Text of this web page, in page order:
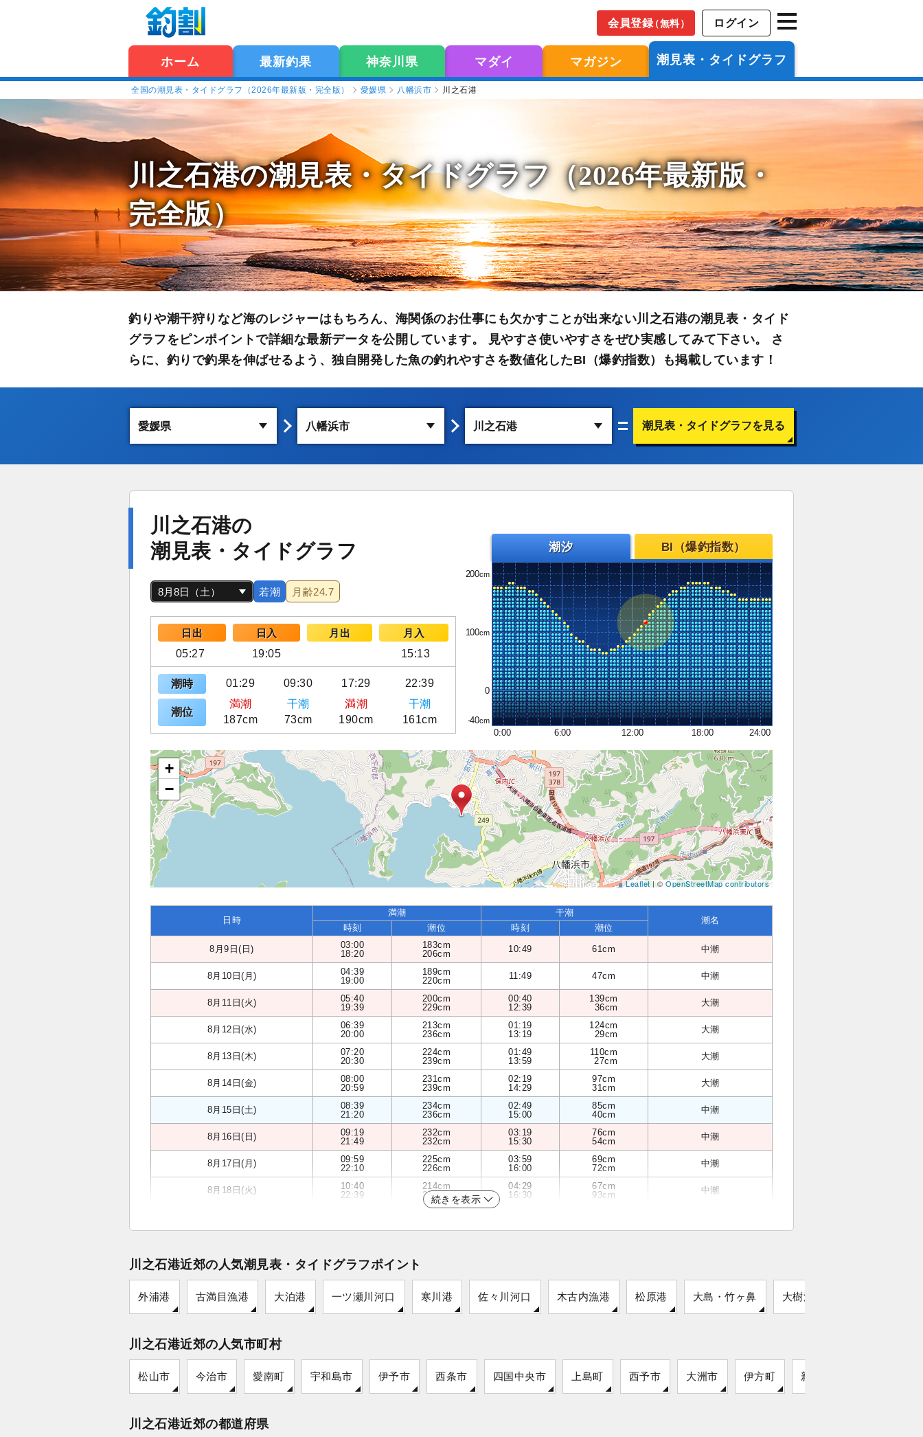
会員登録（無料） ログイン
ホーム 最新釣果 神奈川県 マダイ マガジン 潮見表・タイドグラフ
全国の潮見表・タイドグラフ（2026年最新版・完全版） 愛媛県 八幡浜市 川之石港
川之石港の潮見表・タイドグラフ（2026年最新版・
完全版）
釣りや潮干狩りなど海のレジャーはもちろん、海関係のお仕事にも欠かすことが出来ない川之石港の潮見表・タイド
グラフをピンポイントで詳細な最新データを公開しています。 見やすさ使いやすさをぜひ実感してみて下さい。 さ
らに、釣りで釣果を伸ばせるよう、独自開発した魚の釣れやすさを数値化したBI（爆釣指数）も掲載しています！
潮見表・タイドグラフを見る
川之石港の
潮見表・タイドグラフ
若潮 月齢24.7
日出 日入 月出
月入
05:27
19:05 15:13
潮時 01:29 09:30 17:29 22:39
潮位
満潮 干潮 満潮
干潮
187cm
73cm 190cm 161cm
潮汐 BI（爆釣指数）
200
100
0
-40
0:00
6:00 12:00 18:00 24:00
+
−
Leaflet | ©OpenStreetMap contributors
日時
満潮 干潮
潮名
時刻 潮位 時刻 潮位
8月9日(日)
03:00
18:20
183cm
206cm
10:49 61cm 中潮
8月10日(月)
04:39
19:00
189cm
220cm
11:49 47cm 中潮
8月11日(火)
05:40
19:39
200cm
229cm
00:40
12:39
139cm
36cm
大潮
8月12日(水)
06:39
20:00
213cm
236cm
01:19
13:19
124cm
29cm
大潮
8月13日(木)
07:20
20:30
224cm
239cm
01:49
13:59
110cm
27cm
大潮
8月14日(金)
08:00
20:59
231cm
239cm
02:19
14:29
97cm
31cm
大潮
8月15日(土)
08:39
21:20
234cm
236cm
02:49
15:00
85cm
40cm
中潮
8月16日(日)
09:19
21:49
232cm
232cm
03:19
15:30
76cm
54cm
中潮
8月17日(月)
09:59
22:10
225cm
226cm
03:59
16:00
69cm
72cm
中潮
8月18日(火)
10:40
22:39
214cm
219cm
04:29
16:30
67cm
93cm
中潮
続きを表示
川之石港近郊の人気潮見表・タイドグラフポイント
外浦港 古満目漁港 大泊港 一ツ瀬川河口 寒川港 佐々川河口 木古内漁港 松原港 大島・竹ヶ鼻 大樹漁港
川之石港近郊の人気市町村
松山市 今治市 愛南町 宇和島市 伊予市 西条市 四国中央市 上島町 西予市 大洲市 伊方町 新居浜市
川之石港近郊の都道府県